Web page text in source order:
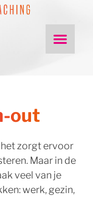
out
het zorgt ervoor
Maar in de
veel van je
werk, gezin,